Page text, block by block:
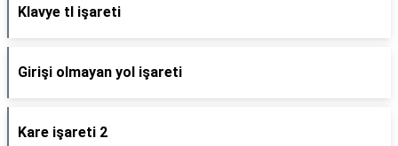
Klavye tl işareti
Girişi olmayan yol işareti
Kare işareti 2